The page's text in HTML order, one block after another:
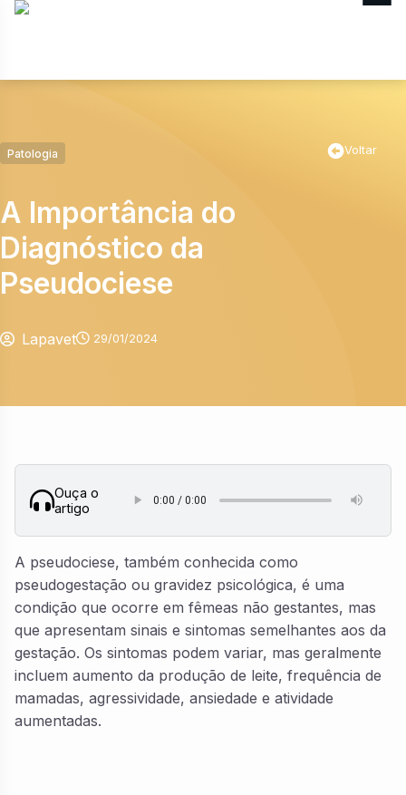
Patologia Voltar
A Importância do
Diagnóstico da
Pseudociese
Lapavet 29/01/2024
Ouça o
artigo
A pseudociese, também conhecida como
pseudogestação ou gravidez psicológica, é uma
condição que ocorre em fêmeas não gestantes, mas
que apresentam sinais e sintomas semelhantes aos da
gestação. Os sintomas podem variar, mas geralmente
incluem aumento da produção de leite, frequência de
mamadas, agressividade, ansiedade e atividade
aumentadas.